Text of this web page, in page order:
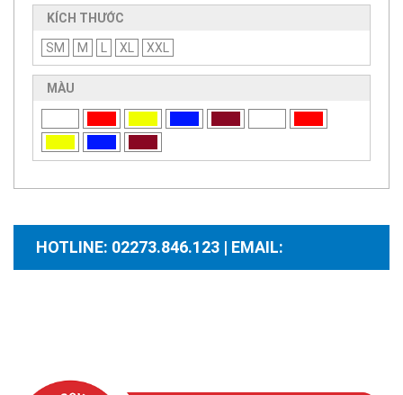
KÍCH THƯỚC
SM M L XL XXL
MÀU
HOTLINE: 02273.846.123 | EMAIL: